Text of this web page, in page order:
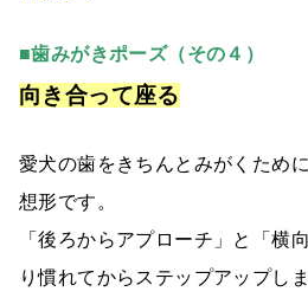
■歯みがきポーズ（その４）
向き合って座る
愛犬の歯をきちんとみがくため
想形です。
「後ろからアプローチ」と「横
り慣れてからステップアップしま